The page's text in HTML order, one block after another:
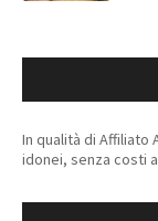
In qualità di Affiliato
idonei, senza costi